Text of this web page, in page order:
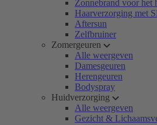
Zonnebrand voor het
Haarverzorging met
Aftersun
Zelfbruiner
Zomergeuren
Alle weergeven
Damesgeuren
Herengeuren
Bodyspray
Huidverzorging
Alle weergeven
Gezicht &